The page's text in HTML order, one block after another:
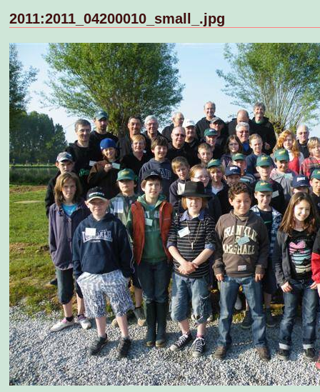
2011:2011_04200010_small_.jpg